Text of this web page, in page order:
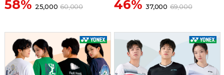
58% 25,000 60,000 46% 37,000 69,000